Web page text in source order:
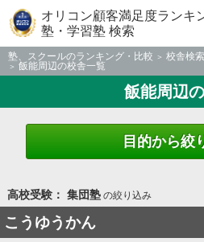
オリコン顧客満足度ランキ
塾・学習塾 検索
塾、スクールのランキング・比較 校舎検索
飯能周辺の校舎一覧
飯能周辺
目的から絞
高校受験： 集団塾の絞り込み
こうゆうかん